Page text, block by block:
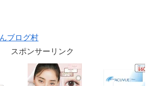
ブログ村
スポンサーリンク